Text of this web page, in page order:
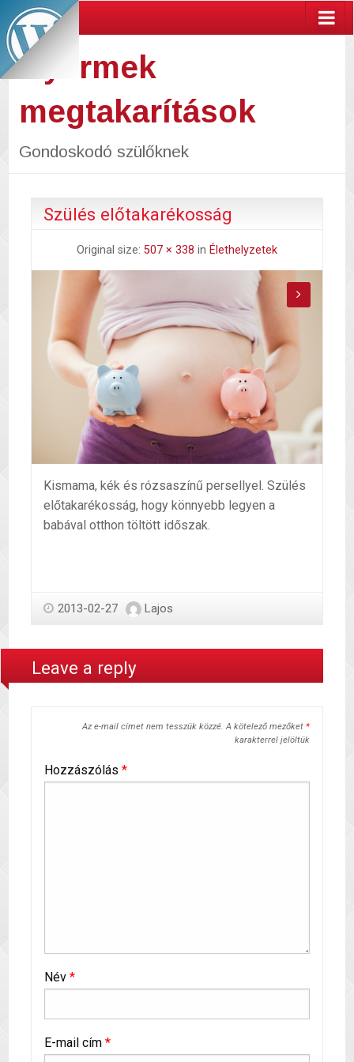
Gyermek
megtakarítások
Gondoskodó szülőknek
Szülés előtakarékosság
Original size: 507 × 338 in Élethelyzetek
Kismama, kék és rózsaszínű persellyel. Szülés
előtakarékosság, hogy könnyebb legyen a
babával otthon töltött időszak.
2013-02-27 Lajos
Leave a reply
Az e-mail címet nem tesszük közzé. A kötelező mezőket *
karakterrel jelöltük
Hozzászólás *
Név *
E-mail cím *